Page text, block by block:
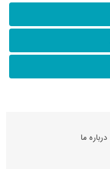
درباره ما